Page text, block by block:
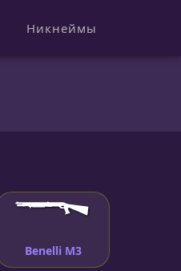
Никнеймы
Benelli M3